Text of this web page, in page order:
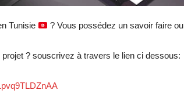
Tunisie
? Vous possédez un savoir faire ou
? souscrivez à travers le lien ci dessous: